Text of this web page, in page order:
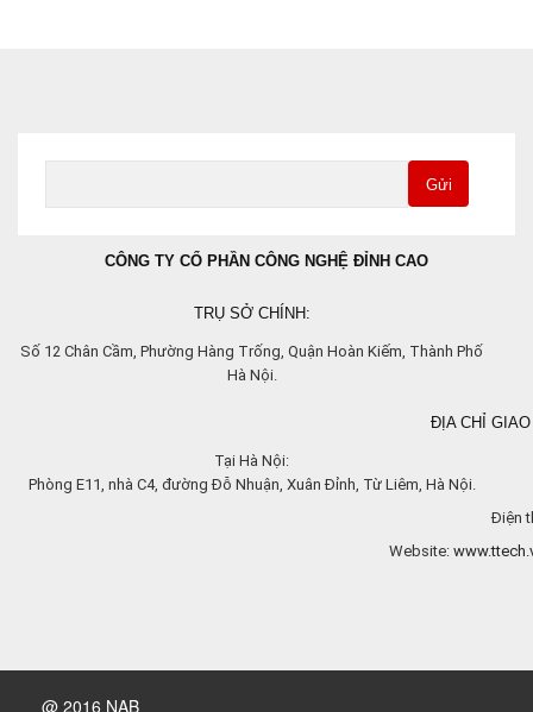
Gửi
CÔNG TY CỔ PHẦN CÔNG NGHỆ ĐỈNH CAO
TRỤ SỞ CHÍNH:
Số 12 Chân Cầm, Phường Hàng Trống, Quận Hoàn Kiếm, Thành Phố
Hà Nội.
ĐỊA CHỈ
Tại Hà Nội:
Phòng E11, nhà C4, đường Đỗ Nhuận, Xuân Đỉnh, Từ Liêm, Hà Nội.
Điện
Website:
@ 2016 NAB